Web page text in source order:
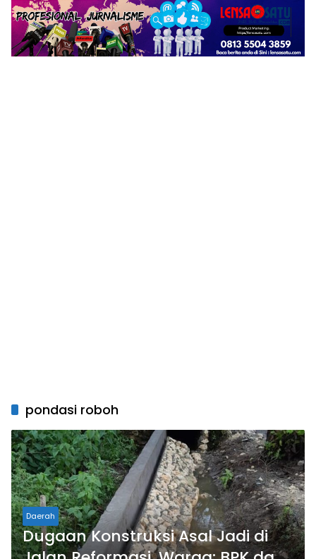
pondasi roboh
Daerah
Dugaan Konstruksi Asal Jadi di